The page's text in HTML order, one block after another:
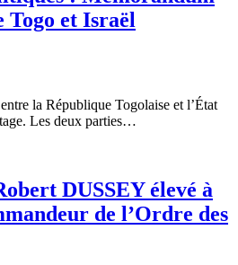
Togo et Israël
la République Togolaise et l’État
Les deux parties…
DUSSEY élevé à
de l’Ordre des